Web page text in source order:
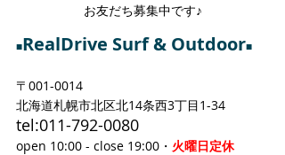
お友だち募集中です♪
■RealDrive Surf & Outdoor■
〒001-0014
北海道札幌市北区北14条西3丁目1-34
tel:011-792-0080
open 10:00 - close 19:00・ 火曜日定休